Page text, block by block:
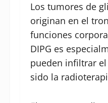
Los tumores de
originan en el
funciones
DIPG es
pueden infiltrar
sido la